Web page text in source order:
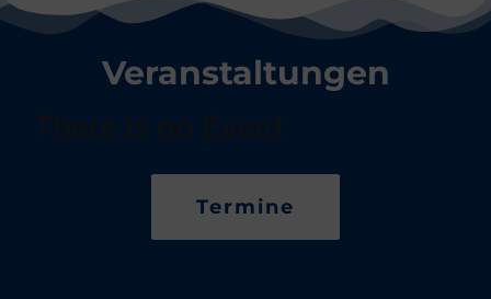
Veranstaltungen
Termine